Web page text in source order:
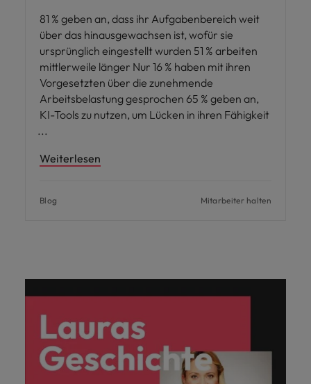
81 % geben an, dass ihr Aufgabenbereich weit
über das hinausgewachsen ist, wofür sie
ursprünglich eingestellt wurden 51 % arbeiten
mittlerweile länger Nur 16 % haben mit ihren
Vorgesetzten über die zunehmende
Arbeitsbelastung gesprochen 65 % geben an,
KI-Tools zu nutzen, um Lücken in ihren Fähigkeit
Weiterlesen
Blog Mitarbeiter halten